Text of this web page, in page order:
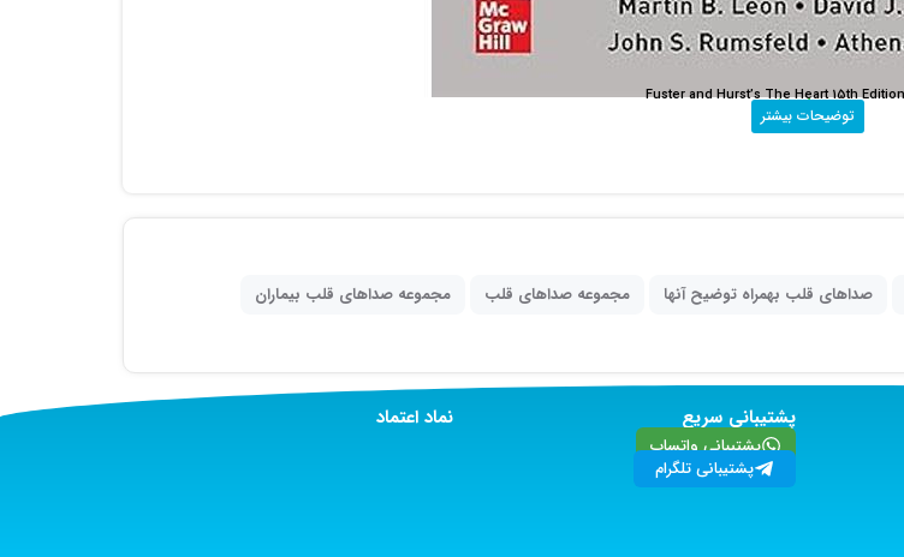
100,000 تومان
توضیحات بیشتر
صداهای قلب بهمراه توضیح آنها مجموعه صداهای قلب مجموعه صداهای قلب بیماران
پشتیبانی سریع
پشتیبانی واتساپ
پشتیبانی تلگرام
نماد اعتماد